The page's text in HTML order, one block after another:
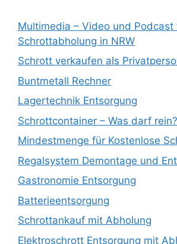
Multimedia – Video und Podcast
Schrottabholung in NRW
Schrott verkaufen als
Buntmetall Rechner
Lagertechnik Entsorgung
Schrottcontainer – Was darf rein?
Mindestmenge für Kostenlose
Regalsystem Demontage und
Gastronomie Entsorgung
Batterieentsorgung
Schrottankauf mit Abholung
Elektroschrott Entsorgung mit